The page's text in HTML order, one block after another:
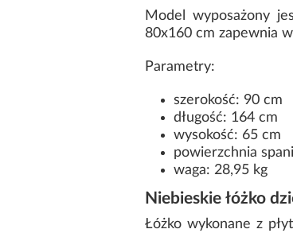
Model wyposażony
80x160 cm zapewnia
Parametry:
szerokość: 90 cm
długość: 164 cm
wysokość: 65 cm
powierzchnia
waga: 28,95 kg
Niebieskie łóżko
Łóżko wykonane z